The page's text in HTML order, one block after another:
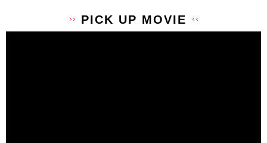
PICK UP MOVIE